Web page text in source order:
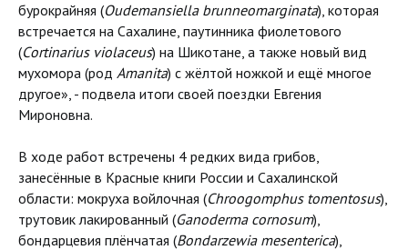
бурокрайняя (Oudemansiella brunneomarginata), которая
встречается на Сахалине, паутинника фиолетового
(Сortinarius violaceus) на Шикотане, а также новый вид
мухомора (род Amanita) с жёлтой ножкой и ещё многое
другое», - подвела итоги своей поездки Евгения
Мироновна.
В ходе работ встречены 4 редких вида грибов,
занесённые в Красные книги России и Сахалинской
области: мокруха войлочная (Chroogomphus tomentosus),
трутовик лакированный (Ganoderma сornosum),
бондарцевия плёнчатая (Bondarzewia mesenterica),